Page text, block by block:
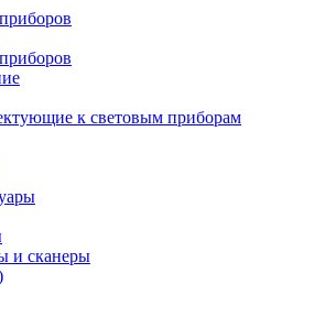
к световым приборам
и сканеры